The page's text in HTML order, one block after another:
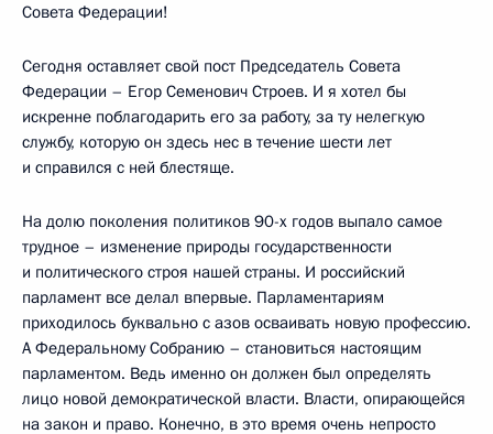
Совета Федерации!
Сегодня оставляет свой пост Председатель Совета
Федерации – Егор Семенович Строев. И я хотел бы
искренне поблагодарить его за работу, за ту нелегкую
службу, которую он здесь нес в течение шести лет
и справился с ней блестяще.
На долю поколения политиков 90-х годов выпало самое
трудное – изменение природы государственности
и политического строя нашей страны. И российский
парламент все делал впервые. Парламентариям
приходилось буквально с азов осваивать новую профессию.
А Федеральному Собранию – становиться настоящим
парламентом. Ведь именно он должен был определять
лицо новой демократической власти. Власти, опирающейся
на закон и право. Конечно, в это время очень непросто